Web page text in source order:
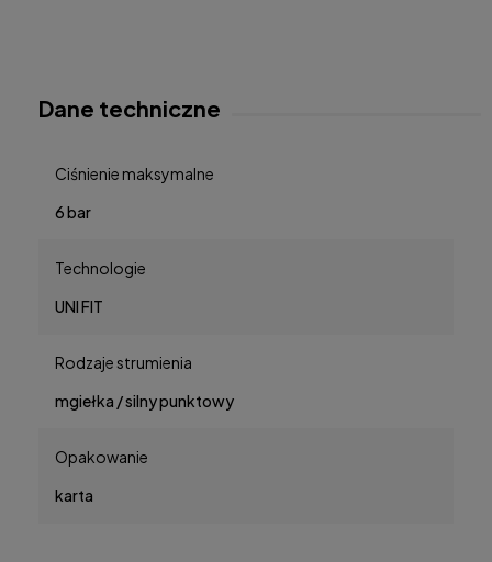
Dane techniczne
Ciśnienie maksymalne
6 bar
Technologie
UNI FIT
Rodzaje strumienia
mgiełka / silny punktowy
Opakowanie
karta